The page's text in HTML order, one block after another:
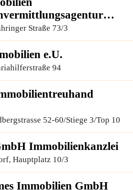
Straße 73/3
e.U.
94
52-60/Stiege 3/Top 10
Immobilienkanzlei
Hauptplatz 10/3
Immobilien GmbH